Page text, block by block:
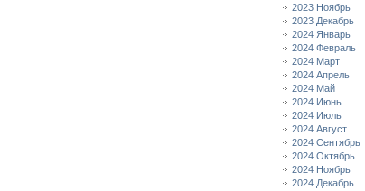
2023 Ноябрь
2023 Декабрь
2024 Январь
2024 Февраль
2024 Март
2024 Апрель
2024 Май
2024 Июнь
2024 Июль
2024 Август
2024 Сентябрь
2024 Октябрь
2024 Ноябрь
2024 Декабрь